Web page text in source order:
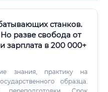
станков.
разве свобода от
зарплата в 200 000+
знания, практику на
образца.